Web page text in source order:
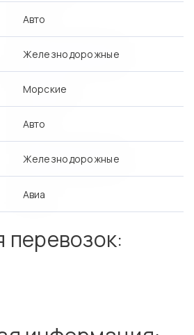
Авто
Железнодорожные
Морские
Авто
Железнодорожные
Авиа
перевозок: